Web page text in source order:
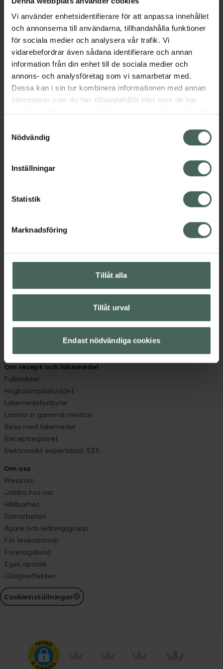
Vi använder enhetsidentifierare för att anpassa innehållet
och annonserna till användarna, tillhandahålla funktioner
för sociala medier och analysera vår trafik. Vi
vidarebefordrar även sådana identifierare och annan
information från din enhet till de sociala medier och
annons- och analysföretag som vi samarbetar med.
Dessa kan i sin tur kombinera informationen med annan
information som du har tillhandahållit eller som de har
återkalla ditt samtycke via webbplatsens
cookieinställningar. Ett återkallat samtycke påverkar inte
lagligheten av behandling som skett innan återkallelsen.
Nödvändig
Inställningar
Statistik
Marknadsföring
Tillåt alla
Tillåt urval
Endast nödvändiga cookies
Beskrivning Dölj
Läs alltid bipacksedeln innan
användning.
Kronans Apotek finns här för dig. Du hittar oss från Skåne i
syd till Lappland i norr, och online i mobilen och på
datorn. Oavsett vem du är så är det vårt uppdrag att
hjälpa just dig att må lite bättre. Välkommen att prata
Kontakta oss
Vanliga frågor
Handla tryggt
Om recept och läkemedel
Fullmakter
Högkostnadsskyddet
Läkemedelsutbyte
Lämna in gammal medicin
Resa med läkemedel
Receptregistret
Elektroniskt expertstöd, EES
Om oss
Pressrum
Jobba hos oss
Hållbarhet
Samarbeten
Ägare och ledningsgrupp
För leverantörer
Företagskund
Eget apotek
Glädjeeffekten
Cookieinställningar